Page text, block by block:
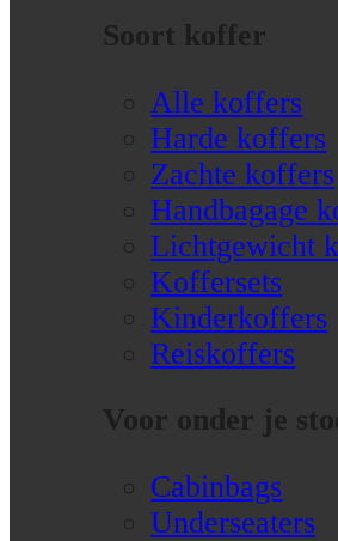
Soort koffer
Alle koffers
Harde koffers
Zachte koffers
Handbagage
Lichtgewicht
Koffersets
Kinderkoffers
Reiskoffers
Voor onder je
Cabinbags
Underseaters